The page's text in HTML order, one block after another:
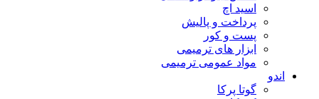
اسید اچ
پرداخت و پالیش
پست و کور
ابزار های ترمیمی
مواد عمومی ترمیمی
اندو
گوتا پرکا